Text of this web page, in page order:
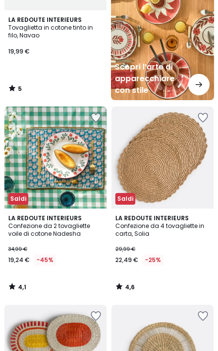
LA REDOUTE INTERIEURS
Tovaglietta in cotone tinto in
filo, Navao
19,99 €
5
/
5
5
/
Scopri l’arte di
apparecchiare
con stile
Saldi
LA REDOUTE INTERIEURS
Confezione da 2 tovagliette
voile di cotone Nadesha
34,99 €
19,24 € -45%
4,1
/ 5
4,1
/
Saldi
LA REDOUTE INTERIEURS
Confezione da 4 tovagliette in
carta, Solia
29,99 €
22,49 € -25%
4,6
/ 5
4,6
/